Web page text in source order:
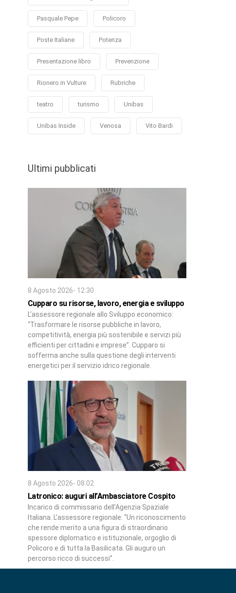
Pasquale Pepe Policoro
Poste Italiane Potenza
Presentazione libro Prevenzione
Rionero in Vulture Rubriche
teatro turismo Unibas
Unibas Inside Venosa Vito Bardi
Ultimi pubblicati
8 Agosto 2026- 12:30
Cupparo su risorse, lavoro, energia e sviluppo
L’assessore regionale allo Sviluppo economico:
“Trasformare le risorse pubbliche in lavoro,
competitività, energia più sostenibile e servizi più
efficienti per cittadini e imprese”. Cupparo si
sofferma anche sulla questione degli interventi
energetici per il servizio idrico regionale.
8 Agosto 2026- 08:02
Latronico: auguri all’Ambasciatore Cospito
Incarico di commissario dell’Agenzia Spaziale
Italiana. L’assessore regionale: “Un riconoscimento
che rende merito a una figura di straordinario
spessore diplomatico e istituzionale, orgoglio di
Policoro e di tutta la Basilicata. Gli auguro un
percorso ricco di successi”.